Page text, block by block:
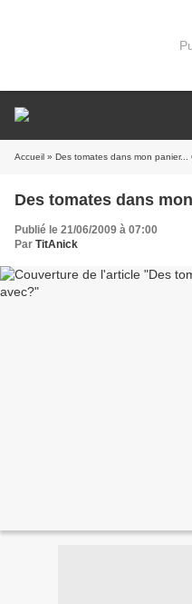
Accueil » Des tomates dans mon panier...
Des tomates dans
Publié le 21/06/2009 à 07:00
Par TitAnick